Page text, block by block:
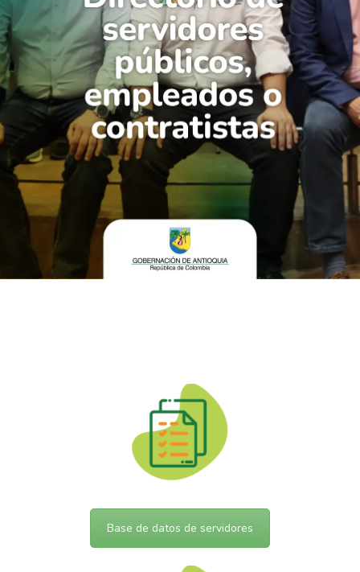
Base de datos de servidores